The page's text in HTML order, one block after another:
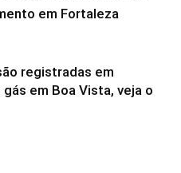
em Fortaleza
registradas em
em Boa Vista, veja o